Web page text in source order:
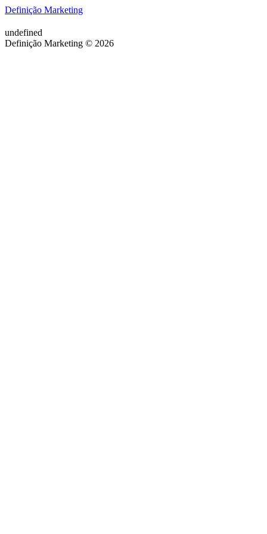
Definição Marketing
undefined
Definição Marketing © 2026